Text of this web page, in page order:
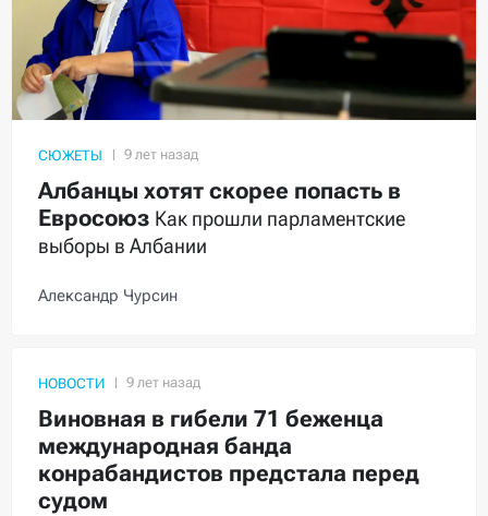
СЮЖЕТЫ
Албанцы хотят скорее попасть в
Евросоюз Как прошли парламентские
выборы в Албании
Александр Чурсин
НОВОСТИ
Виновная в гибели 71 беженца
международная банда
конрабандистов предстала перед
судом